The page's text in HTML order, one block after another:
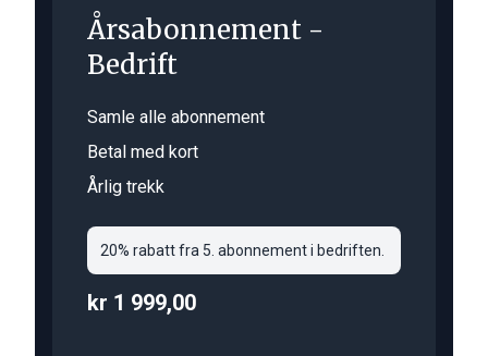
Årsabonnement -
Bedrift
Samle alle abonnement
Betal med kort
Årlig trekk
20% rabatt fra 5. abonnement i bedriften.
kr 1 999,00